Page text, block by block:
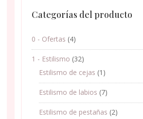
Categorías del producto
0 - Ofertas (4)
1 - Estilismo (32)
Estilismo de cejas (1)
Estilismo de labios (7)
Estilismo de pestañas (2)